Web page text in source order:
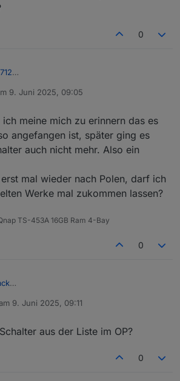
0
Strom fürs Funkmodul gerade so der
zum Einbrechen bringt?
9. Juni 2025, 09:05
von
meine mich zu erinnern das es
angefangen ist, später ging es
auch nicht mehr. Also ein
mal wieder nach Polen, darf ich
Werke mal zukommen lassen?
TS-453A 16GB Ram 4-Bay
0
auch so angefangen ist, später ging es
den Schalter auch nicht mehr. Also ein
9. Juni 2025, 09:11
von
aus der Liste im OP?
0